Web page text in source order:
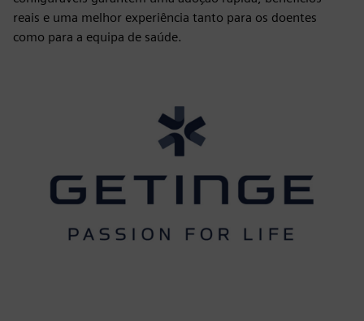
reais e uma melhor experiência tanto para os doentes
como para a equipa de saúde.